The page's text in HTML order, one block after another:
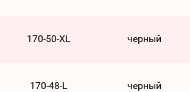
170-50-XL черный
170-48-L черный